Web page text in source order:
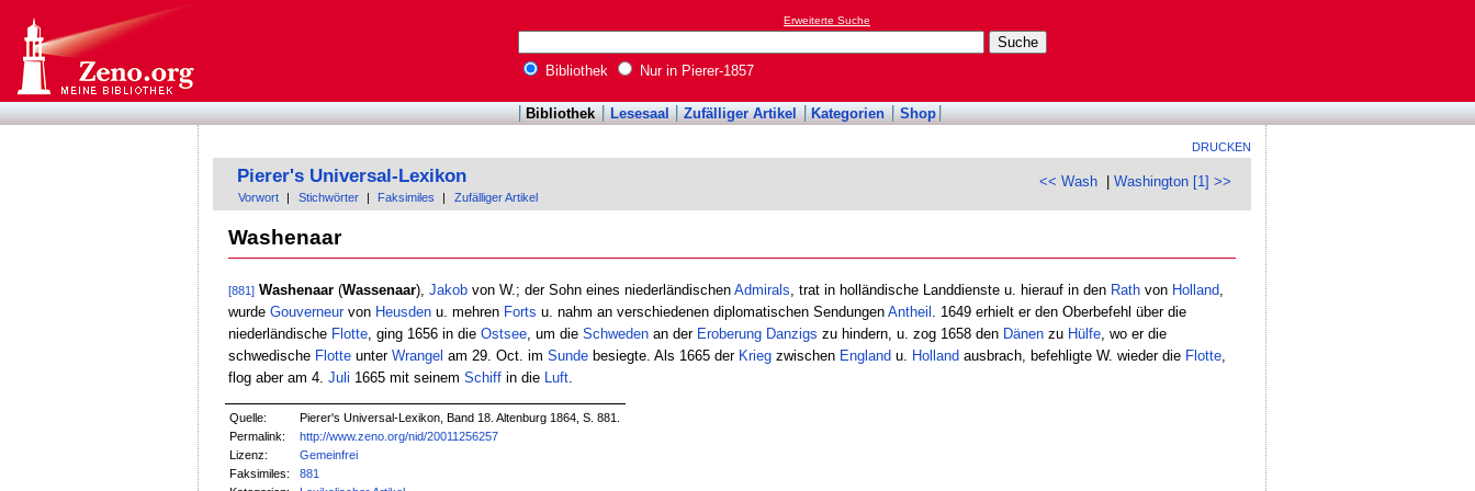
Erweiterte Suche
Bibliothek Nur in Pierer-1857
Bibliothek Lesesaal Zufälliger Artikel Kategorien Shop
DRUCKEN
<< Wash |Washington [1] >>
Pierer's Universal-Lexikon
Vorwort Stichwörter Faksimiles Zufälliger Artikel
Washenaar
[881] Washenaar(Wassenaar), Jakobvon W.; der Sohn eines niederländischen Admirals , trat in holländische Landdienste u. hierauf in den Rathvon Holland
wurde Gouverneurvon Heusdenu. mehren Forts u. nahm an verschiedenen diplomatischen Sendungen Antheil
. 1649 erhielt er den Oberbefehl über die
niederländische Flotte, ging 1656 in die Ostsee, um die Schwedenan der Eroberung Danzigs zu hindern, u. zog 1658 den Dänenzu Hülfe, wo er die
schwedische Flotteunter Wrangel am 29. Oct. im Sundebesiegte. Als 1665 der Kriegzwischen England u. Holland ausbrach, befehligte W. wieder die Flotte,
flog aber am 4. Juli 1665 mit seinem Schiffin die Luft.
Quelle:
Pierer's Universal-Lexikon, Band 18. Altenburg 1864, S. 881.
Permalink:
http://www.zeno.org/nid/20011256257
Lizenz:
Gemeinfrei
Faksimiles:
881